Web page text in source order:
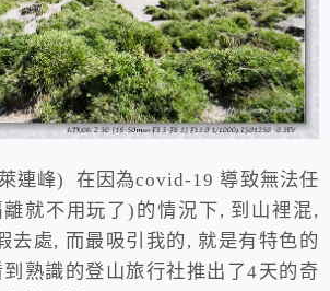
連峰) 在因為covid-19 導致無法任
就不用玩了)的情況下, 到山裡混,
去處, 而最吸引我的, 就是有特色的
熟識的登山旅行社推出了4天的奇